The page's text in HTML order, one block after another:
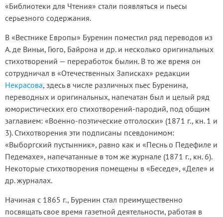
«Библиотеки для Чтения» стали появляться и пьесы
серьезного содержания.
В «Вестнике Европы» Буренин поместил ряд переводов из
А. де Виньи, Гюго, Байрона и др. и несколько оригинальных
стихотворений — переработок былин. В то же время он
сотрудничал в «Отечественных Записках» редакции
Некрасова, здесь в числе различных пьес Буренина,
переводных и оригинальных, напечатан был и целый ряд
юмористических его стихотворений-пародий, под общим
заглавием: «Военно-поэтические отголоски» (1871 г., кн. 1 и
3). Стихотворения эти подписаны псевдонимом:
«Выборгский пустынник», равно как и «Песнь о Педефиле и
Педемахе», напечатанные в том же журнале (1871 г., кн. 6).
Некоторые стихотворения помещены в «Беседе», «Деле» и
др. журналах.
Начиная с 1865 г., Буренин стал преимущественно
посвящать свое время газетной деятельности, работая в